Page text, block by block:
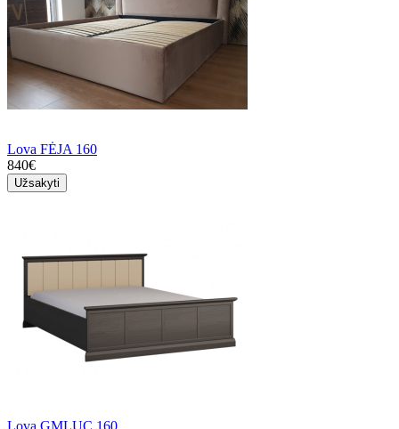
Lova FĖJA 160
840€
Užsakyti
Lova GMLUC 160